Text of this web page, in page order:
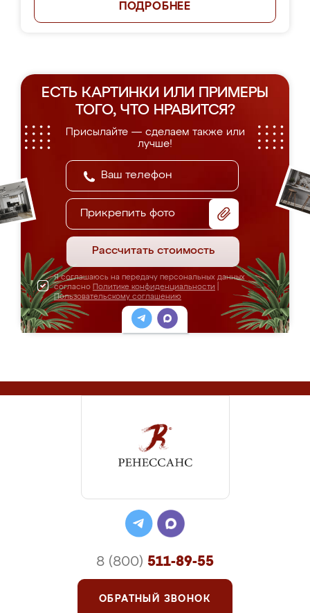
ПОДРОБНЕЕ
ЕСТЬ КАРТИНКИ ИЛИ ПРИМЕРЫ
ТОГО, ЧТО НРАВИТСЯ?
Присылайте — сделаем также или
лучше!
Прикрепить фото
Рассчитать стоимость
Я соглашаюсь на передачу персональных данных
согласно Политике конфиденциальности
Пользовательскому соглашению
8 (800) 511-89-55
ОБРАТНЫЙ ЗВОНОК